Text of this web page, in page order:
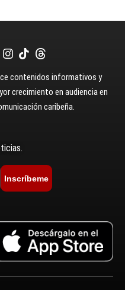
contenidos informativos y
crecimiento en audiencia en
caribeña.
Inscríbeme